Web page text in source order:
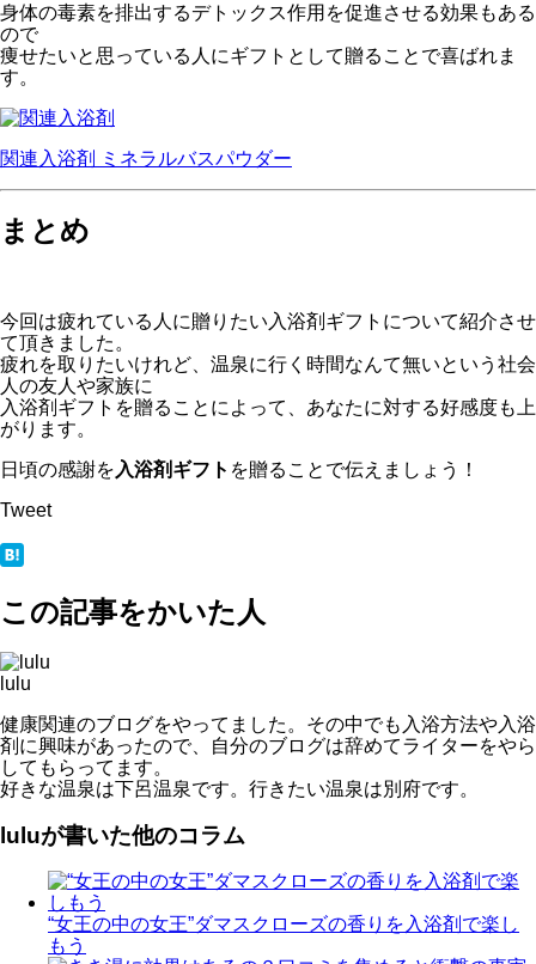
身体の毒素を排出するデトックス作用を促進させる効果もある
ので
痩せたいと思っている人にギフトとして贈ることで喜ばれま
す。
関連入浴剤 ミネラルバスパウダー
まとめ
今回は疲れている人に贈りたい入浴剤ギフトについて紹介させ
て頂きました。
疲れを取りたいけれど、温泉に行く時間なんて無いという社会
人の友人や家族に
入浴剤ギフトを贈ることによって、あなたに対する好感度も上
がります。
日頃の感謝を 入浴剤ギフト を贈ることで伝えましょう！
Tweet
この記事をかいた人
lulu
健康関連のブログをやってました。その中でも入浴方法や入浴
剤に興味があったので、自分のブログは辞めてライターをやら
してもらってます。
好きな温泉は下呂温泉です。行きたい温泉は別府です。
luluが書いた他のコラム
“女王の中の女王”ダマスクローズの香りを入浴剤で楽し
もう